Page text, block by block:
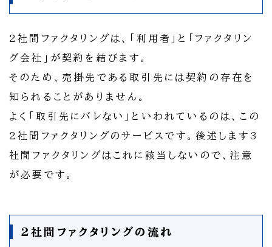
2社間ファクタリングは、「利用者」と「ファクタリン
グ会社」が契約を結びます。
そのため、売掛先である取引先には契約の存在を
知られることがありません。
よく「取引先にバレない」といわれているのは、この
2社間ファクタリングのサービスです。後述します3
社間ファクタリングはこれに該当しないので、注意
が必要です。
2社間ファクタリングの流れ